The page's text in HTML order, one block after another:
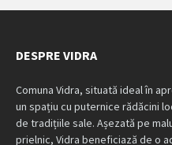
DESPRE VIDRA
Comuna Vidra, situată ideal în
un spațiu cu puternice rădăcini
de tradițiile sale. Așezată pe
prielnic, Vidra beneficiază de o